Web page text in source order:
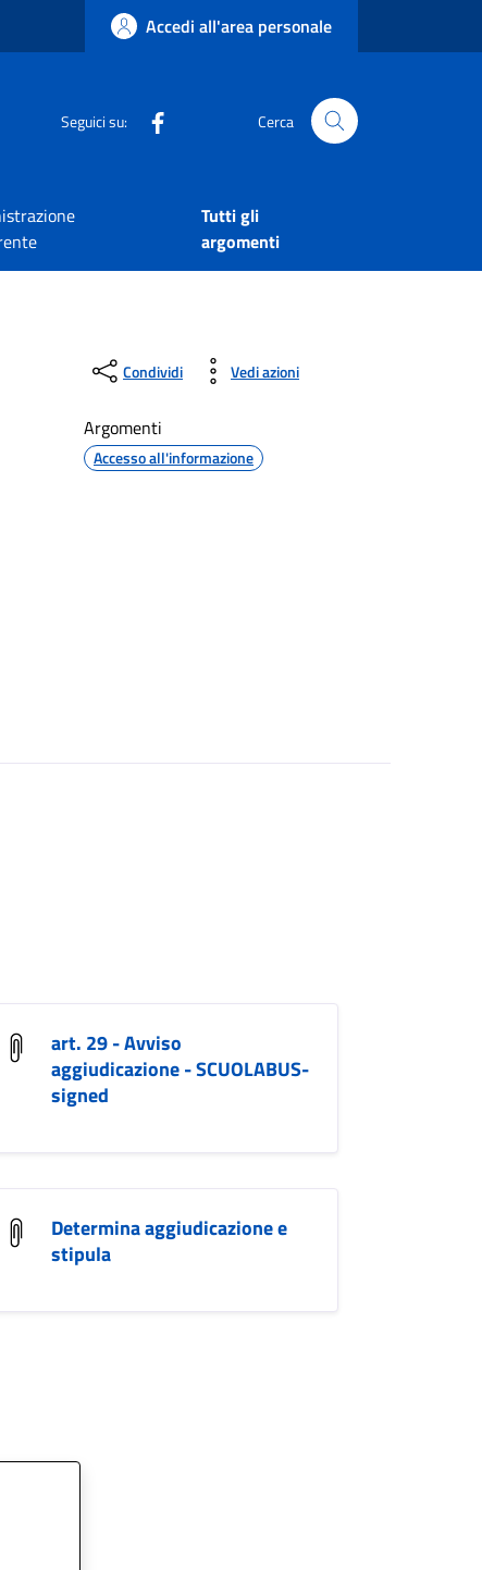
Accedi all'area personale
Seguici su: Cerca
Tutti gli
argomenti
Condividi Vedi azioni
Argomenti
Accesso all'informazione
art. 29 - Avviso
aggiudicazione - SCUOLABUS-
signed
Determina aggiudicazione e
stipula